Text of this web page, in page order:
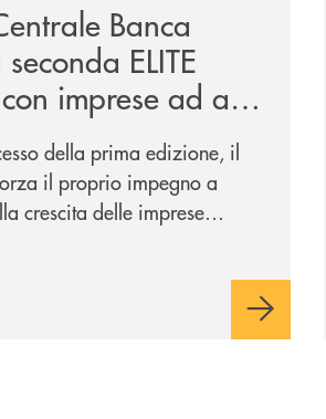
Banca
ELITE
imprese ad alto
della prima edizione, il
il proprio impegno a
crescita delle imprese